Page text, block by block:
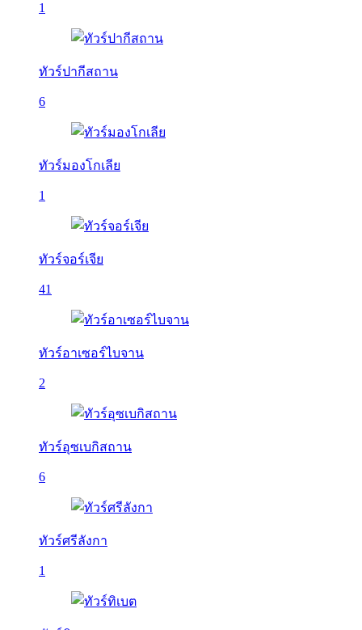
1
ทัวร์ปากีสถาน
6
ทัวร์มองโกเลีย
1
ทัวร์จอร์เจีย
41
ทัวร์อาเซอร์ไบจาน
2
ทัวร์อุซเบกิสถาน
6
ทัวร์ศรีลังกา
1